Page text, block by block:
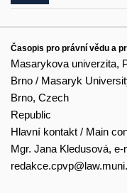
Časopis pro právní vědu a
Masarykova univerzita,
Brno / Masaryk
Brno, Czech
Republic
Hlavní kontakt / Main
Mgr. Jana Kledusová, e-